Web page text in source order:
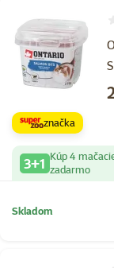
značka
3+1 Kúp 4
zadarmo
Skladom